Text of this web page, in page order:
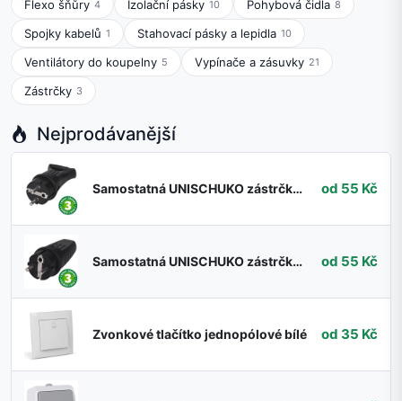
Flexo šňůry 4 Izolační pásky 10 Pohybová čidla 8
Spojky kabelů 1 Stahovací pásky a lepidla 10
Ventilátory do koupelny 5 Vypínače a zásuvky 21
Zástrčky 3
Nejprodávanější
Samostatná UNISCHUKO zástrčka IP44 i pro venkovní použití, s uchem, GSC, 3 roky záruka od 55 Kč
Samostatná UNISCHUKO zástrčka IP44 i pro venkovní použití, GSC, 3 roky záruka od 55 Kč
Zvonkové tlačítko jednopólové bílé od 35 Kč